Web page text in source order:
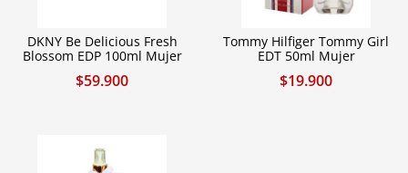
DKNY Be Delicious Fresh
Blossom EDP 100ml Mujer
$59.900
Tommy Hilfiger Tommy Girl
EDT 50ml Mujer
$19.900